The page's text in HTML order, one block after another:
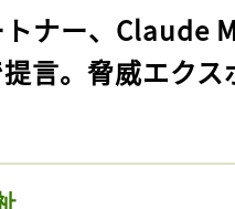
トナー、Claude
言。脅威エク